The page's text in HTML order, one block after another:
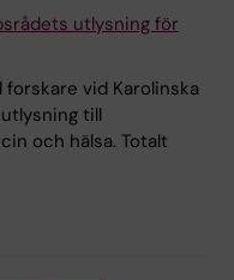
utlysning för
vid Karolinska
till
och hälsa. Totalt